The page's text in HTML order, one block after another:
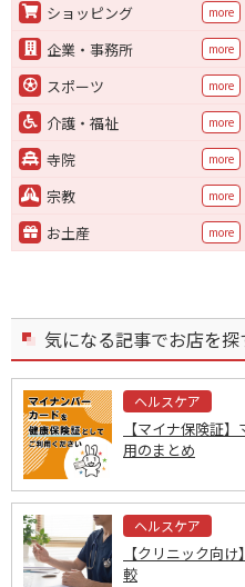
ショッピング more
企業・事務所 more
スポーツ more
介護・福祉 more
寺院 more
宗教 more
お土産 more
気になる記事でお店を探
ヘルスケア
【マイナ保険証
用のまとめ
ヘルスケア
【クリニック向
較